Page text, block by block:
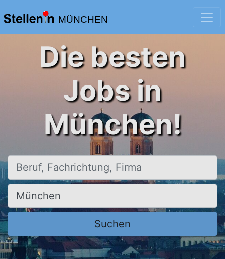
MÜNCHEN
Die besten
Jobs in
München!
Beruf, Fachrichtung, Firma
Ort, Stadt
Suchen